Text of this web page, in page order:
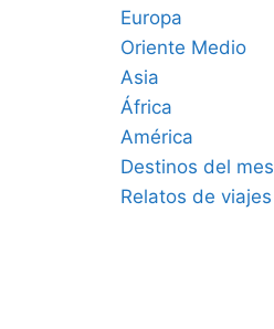
Europa
Oriente Medio
Asia
África
América
Destinos del mes
Relatos de viajes